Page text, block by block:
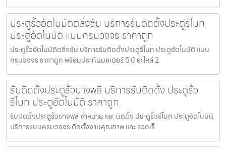
ประตูรั้วอัตโนมัติตลิ่งชัน บริการรับติดตั้งประตูรีโมท
ประตูอัตโนมัติ แบบครบวงจร ราคาถูก
ประตูรั้วอัตโนมัติตลิ่งชัน บริการรับติดตั้งประตูรีโมท ประตูอัตโนมัติ แบบ
ครบวงจร ราคาถูก พร้อมประกันมอเตอร์ 5 ปี อะไหล่ 2
รับติดตั้งประตูรั้วบางพลี บริการรับติดตั้ง ประตูรั้ว
รีโมท ประตูอัตโนมัติ ราคาถูก
รับติดตั้งประตูรั้วบางพลี จำหน่าย และ ติดตั้ง ประตูรั้วรีโมท ประตูอัตโนมัติ
บริการแบบครบวงจร ติดตั้งงานคุณภาพ และ รวดเร็